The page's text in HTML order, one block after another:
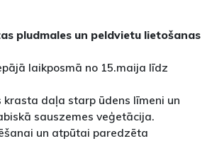
pludmales un peldvietu lietošanas
laikposmā no 15.maija līdz
krasta daļa starp ūdens līmeni un
sauszemes veģetācija.
un atpūtai paredzēta